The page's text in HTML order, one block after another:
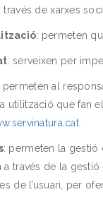
de xarxes
: permeten
: serveixen per
permeten al
utilització que fan
: permeten la gestió
través de la
de l’usuari, per